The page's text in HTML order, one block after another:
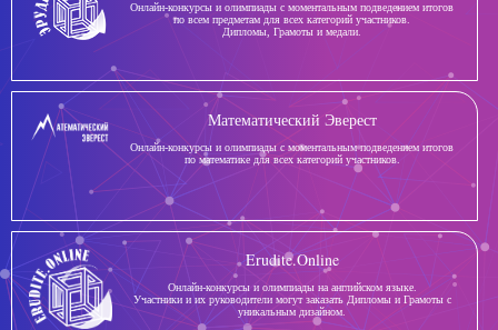
Онлайн-конкурсы и олимпиады с моментальным подведением итогов
по всем предметам для всех категорий участников.
Дипломы, Грамоты и медали.
Математический Эверест
Онлайн-конкурсы и олимпиады с моментальным подведением итогов
по математике для всех категорий участников.
Erudite.Online
Онлайн-конкурсы и олимпиады на английском языке.
Участники и их руководители могут заказать Дипломы и Грамоты с
уникальным дизайном.